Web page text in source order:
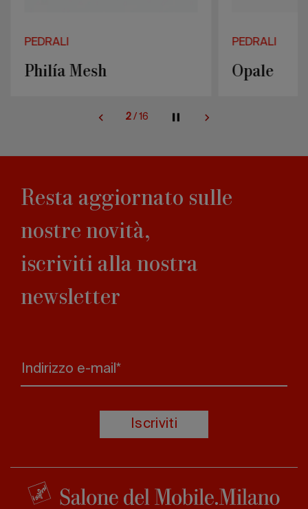
PEDRALI
Philía Mesh
PEDRALI
Opale
2 / 16
Resta aggiornato sulle
nostre novità,
iscriviti alla nostra
newsletter
Indirizzo e-mail*
Iscriviti